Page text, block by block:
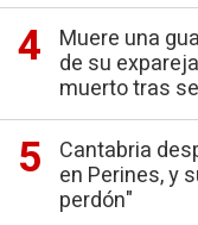
Muere una
de su
muerto tras
Cantabria
en Perines, y
perdón"